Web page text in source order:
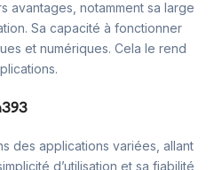
avantages, notamment sa large
Sa capacité à fonctionner
et numériques. Cela le rend
des applications variées, allant
d’utilisation et sa fiabilité